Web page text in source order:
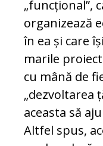
„funcțional”,
organizează
în ea și care
marile
cu mână de
„dezvoltarea
aceasta să
Altfel spus,